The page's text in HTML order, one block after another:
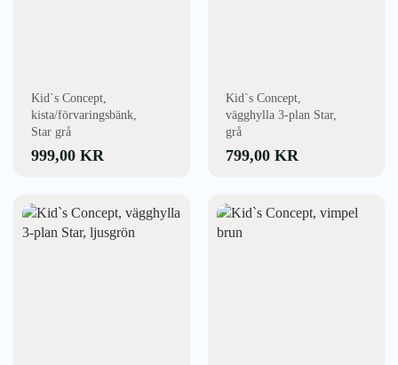
Kid`s Concept,
kista/förvaringsbänk,
Star grå
999,00 KR
Kid`s Concept,
vägghylla 3-plan Star,
grå
799,00 KR